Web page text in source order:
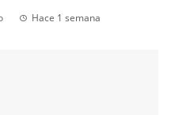
Hace 1 semana